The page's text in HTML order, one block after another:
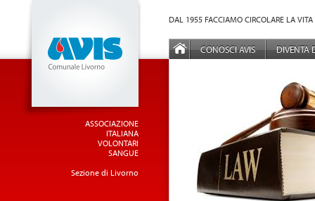
ASSOCIAZIONE
ITALIANA
VOLONTARI
SANGUE
Sezione di Livorno
DAL 1955 FACCIAMO CIRCOLARE LA
MENÙ PRINCIPALE
CONOSCI AVIS DIVENTA